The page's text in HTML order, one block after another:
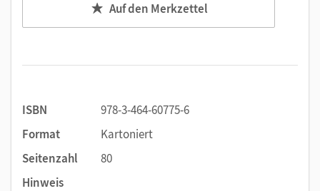
Auf den Merkzettel
ISBN
978-3-464-60775-6
Format
Kartoniert
Seitenzahl
80
Hinweis